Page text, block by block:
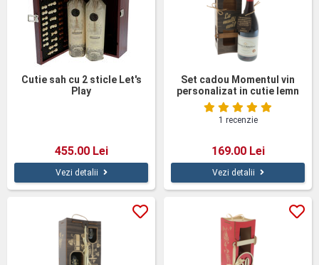
Cutie sah cu 2 sticle Let's
Play
455.00 Lei
Vezi detalii
Set cadou Momentul vin
personalizat in cutie lemn
1 recenzie
169.00 Lei
Vezi detalii